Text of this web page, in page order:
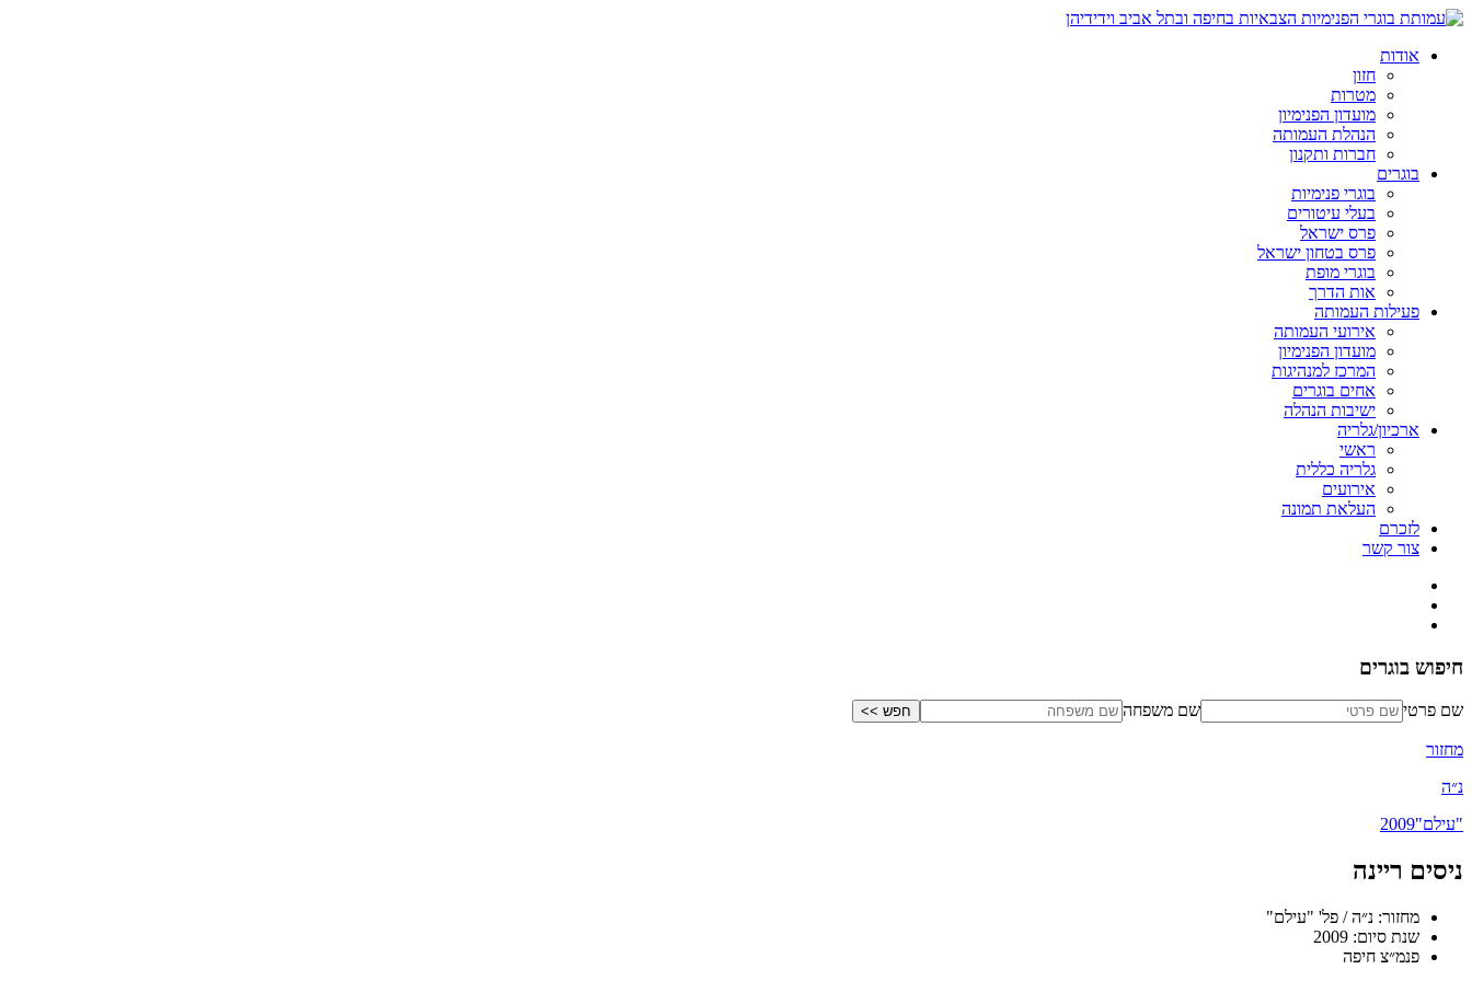
אודות
חזון
מטרות
מועדון הפנימיון
הנהלת העמותה
חברות ותקנון
בוגרים
בוגרי פנימיות
בעלי עיטורים
פרס ישראל
פרס בטחון ישראל
בוגרי מופת
אות הדרך
פעילות העמותה
אירועי העמותה
מועדון הפנימיון
המרכז למנהיגות
אחים בוגרים
ישיבות הנהלה
ארכיון/גלריה
ראשי
גלריה כללית
אירועים
העלאת תמונה
לזכרם
צור קשר
חיפוש בוגרים
שם פרטי שם משפחה
מחזור
נ״ה
"עילם"2009
ניסים ריינה
מחזור: נ״ה / פל' "עילם"
שנת סיום: 2009
פנמ״צ חיפה